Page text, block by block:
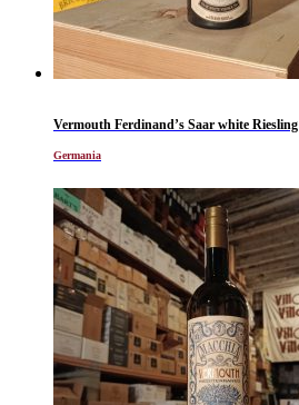
Vermouth Ferdinand’s Saar white Riesling
Germania